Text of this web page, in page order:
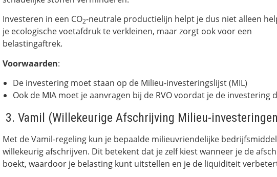
Investeren in een CO2-neutrale productielijn helpt je dus niet alleen
je ecologische voetafdruk te verkleinen, maar zorgt ook voor een
belastingaftrek.
Voorwaarden:
De investering moet staan op de Milieu-investeringslijst (MIL)
Ook de MIA moet je aanvragen bij de RVO voordat je de investering
3. Vamil (Willekeurige Afschrijving Milieu-
Met de Vamil-regeling kun je bepaalde milieuvriendelijke
willekeurig afschrijven. Dit betekent dat je zelf kiest wanneer je de
boekt, waardoor je belasting kunt uitstellen en je de liquiditeit